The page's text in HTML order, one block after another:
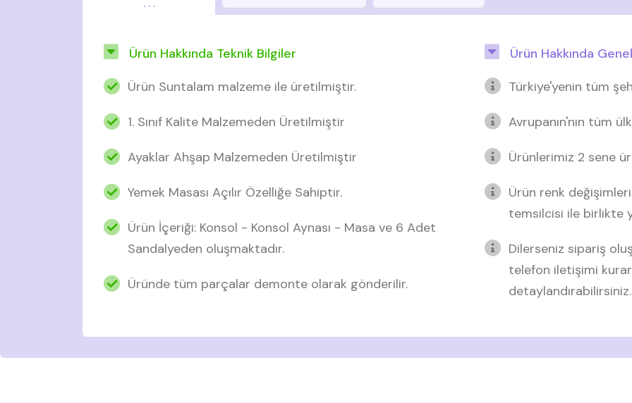
Ürün Hakkında Teknik Bilgiler
Ürün Suntalam malzeme ile üretilmiştir.
1. Sınıf Kalite Malzemeden Üretilmiştir
Ayaklar Ahşap Malzemeden Üretilmiştir
Yemek Masası Açılır Özelliğe Sahiptir.
Ürün İçeriği: Konsol - Konsol Aynası - Masa ve 6 Adet
Sandalyeden oluşmaktadır.
Üründe tüm parçalar demonte olarak gönderilir.
Ürün Hakkında
Türkiye'yenin tüm
Avrupanın'nın tüm
Ürünlerimiz 2 sene
Ürün renk
temsilcisi ile birlikte
Dilerseniz sipariş
telefon iletişimi
detaylandırabilirsiniz.